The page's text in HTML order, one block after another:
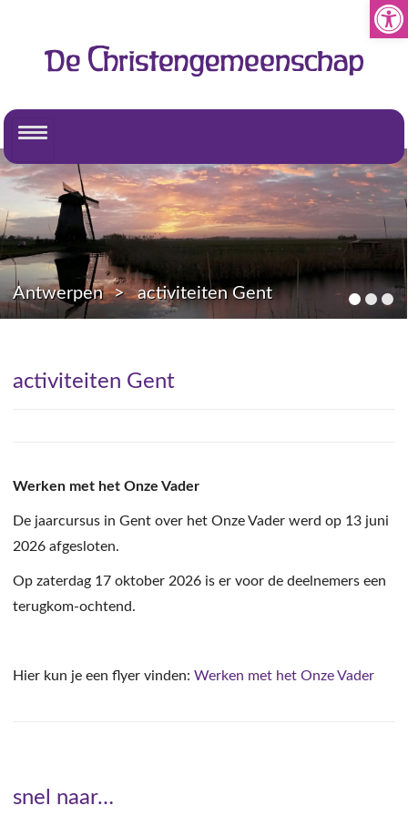
Antwerpen activiteiten Gent
activiteiten Gent
Werken met het Onze Vader
De jaarcursus in Gent over het Onze Vader werd op 13 juni
2026 afgesloten.
Op zaterdag 17 oktober 2026 is er voor de deelnemers een
terugkom-ochtend.
Hier kun je een flyer vinden:Werken met het Onze Vader
snel naar…